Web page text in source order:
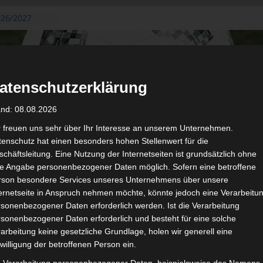
2027
August
aus der
der ersten 15
2027 –
20.
AS Soliman
zu
08.08.2026
freuen uns sehr über Ihr Interesse an unserem Unternehmen.
hat einen besonders hohen Stellenwert für die
Eine Nutzung der Internetseiten ist grundsätzlich ohne
Angabe personenbezogener Daten möglich. Sofern eine betroffene
besondere Services unseres Unternehmens über unsere
in Anspruch nehmen möchte, könnte jedoch eine
Daten erforderlich werden. Ist die Verarbeitung
Daten erforderlich und besteht für eine solche
keine gesetzliche Grundlage, holen wir generell eine
der betroffenen Person ein.